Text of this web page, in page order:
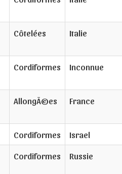
Côtelées Italie
Cordiformes Inconnue
AllongÃ©es France
Cordiformes
Israel
Cordiformes Russie